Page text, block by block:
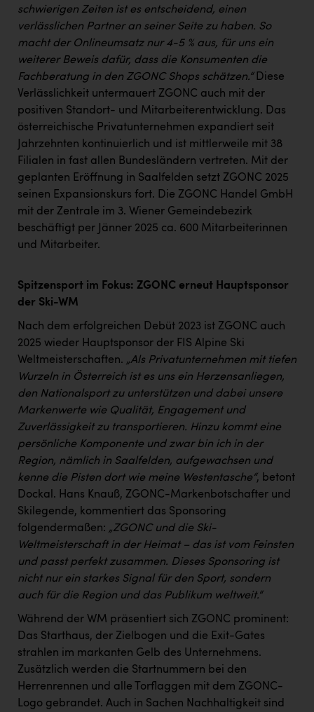
Schwingshandl - automation technology gmbh
Seher + Partner
Smurfit Westrock Nettingsdorf
TCL
TGW Logistics
TRAILOMAT & Cycling Austria
VERITAS
Vier Diamanten
Vorlagenportal
Wir besiegen Krebs
ZGONC
ZULuft - Zukunft Luft Austria
z.l.ö.
Österreichisches Hebammengremium
Wirtschaftskammer OÖ Energiehandel
Dopgas
kunden basics
schwierigen Zeiten ist es entscheidend, einen
verlässlichen Partner an seiner Seite zu haben. So
macht der Onlineumsatz nur 4-5 % aus, für uns ein
weiterer Beweis dafür, dass die Konsumenten die
Fachberatung in den ZGONC Shops schätzen.“Diese
Verlässlichkeit untermauert ZGONC auch mit der
positiven Standort- und Mitarbeiterentwicklung. Das
österreichische Privatunternehmen expandiert seit
Jahrzehnten kontinuierlich und ist mittlerweile mit 38
Filialen in fast allen Bundesländern vertreten. Mit der
geplanten Eröffnung in Saalfelden setzt ZGONC 2025
seinen Expansionskurs fort. Die ZGONC Handel GmbH
mit der Zentrale im 3. Wiener Gemeindebezirk
beschäftigt per Jänner 2025 ca. 600 Mitarbeiterinnen
und Mitarbeiter.
Spitzensport im Fokus: ZGONC erneut Hauptsponsor
der Ski-WM
Nach dem erfolgreichen Debüt 2023 ist ZGONC auch
2025 wieder Hauptsponsor der FIS Alpine Ski
Weltmeisterschaften. „Als Privatunternehmen mit tiefen
Wurzeln in Österreich ist es uns ein Herzensanliegen,
den Nationalsport zu unterstützen und dabei unsere
Markenwerte wie Qualität, Engagement und
Zuverlässigkeit zu transportieren. Hinzu kommt eine
persönliche Komponente und zwar bin ich in der
Region, nämlich in Saalfelden, aufgewachsen und
kenne die Pisten dort wie meine Westentasche“, betont
Dockal. Hans Knauß, ZGONC-Markenbotschafter und
Skilegende, kommentiert das Sponsoring
folgendermaßen: „ZGONC und die Ski-
Weltmeisterschaft in der Heimat – das ist vom Feinsten
und passt perfekt zusammen. Dieses Sponsoring ist
nicht nur ein starkes Signal für den Sport, sondern
auch für die Region und das Publikum weltweit.“
Während der WM präsentiert sich ZGONC prominent:
Das Starthaus, der Zielbogen und die Exit-Gates
strahlen im markanten Gelb des Unternehmens.
Zusätzlich werden die Startnummern bei den
Herrenrennen und alle Torflaggen mit dem ZGONC-
Logo gebrandet. Auch in Sachen Nachhaltigkeit sind